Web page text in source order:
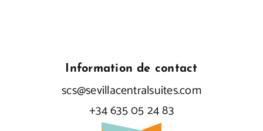
Information de contact
scs@sevillacentralsuites.com
+34 635 05 24 83